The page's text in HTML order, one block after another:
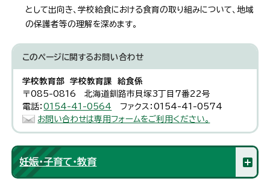
として出向き、学校給食における食育の取り組みについて、地域
の保護者等の理解を深めます。
このページに関するお問い合わせ
学校教育部 学校教育課 給食係
〒085-0816 北海道釧路市貝塚3丁目7番22号
電話：0154-41-0564
ファクス：0154-41-0574
お問い合わせは専用フォームをご利用ください。
妊娠・子育て・教育